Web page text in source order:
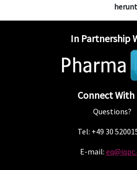
In Partnership
Connect With
Questions?
Tel: +49 30
E-mail: